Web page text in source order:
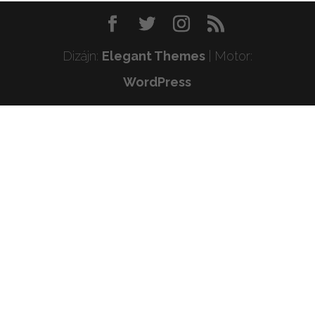
Dizájn: Elegant Themes| Motor:
WordPress